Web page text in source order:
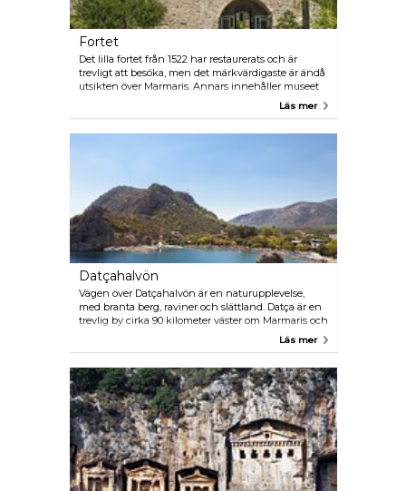
Fortet
Det lilla fortet från 1522 har restaurerats och är
trevligt att besöka, men det märkvärdigaste är ändå
utsikten över Marmaris. Annars innehåller museet
en del antika fragment och rostiga medeltidaLäs mer
Datçahalvön
Vägen över Datçahalvön är en naturupplevelse,
med branta berg, raviner och slättland. Datça är en
trevlig by cirka 90 kilometer väster om Marmaris och
från Körmen norr om Datça går båtar till Bodrum.
kan du ta lokalbussen.
Läs mer